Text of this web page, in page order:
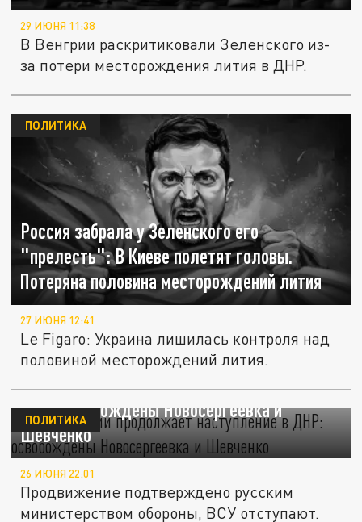
29 ИЮНЯ 11:38
В Венгрии раскритиковали Зеленского из-
за потери месторождения лития в ДНР.
Россия забрала у Зеленского его
"прелесть": В Киеве полетят головы.
Потеряна половина месторождений лития
ПОЛИТИКА
27 ИЮНЯ 12:41
Le Figaro: Украина лишилась контроля над
половиной месторождений лития.
Армия России продолжает наступление в
ДНР: освобождены Новосергеевка и
Шевченко
ПОЛИТИКА
26 ИЮНЯ 22:01
Продвижение подтверждено русским
министерством обороны, ВСУ отступают.